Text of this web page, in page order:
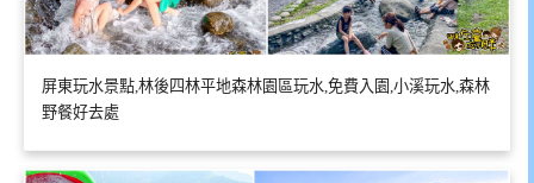
屏東玩水景點,林後四林平地森林園區玩水,免費入園,小溪玩水,森林
野餐好去處